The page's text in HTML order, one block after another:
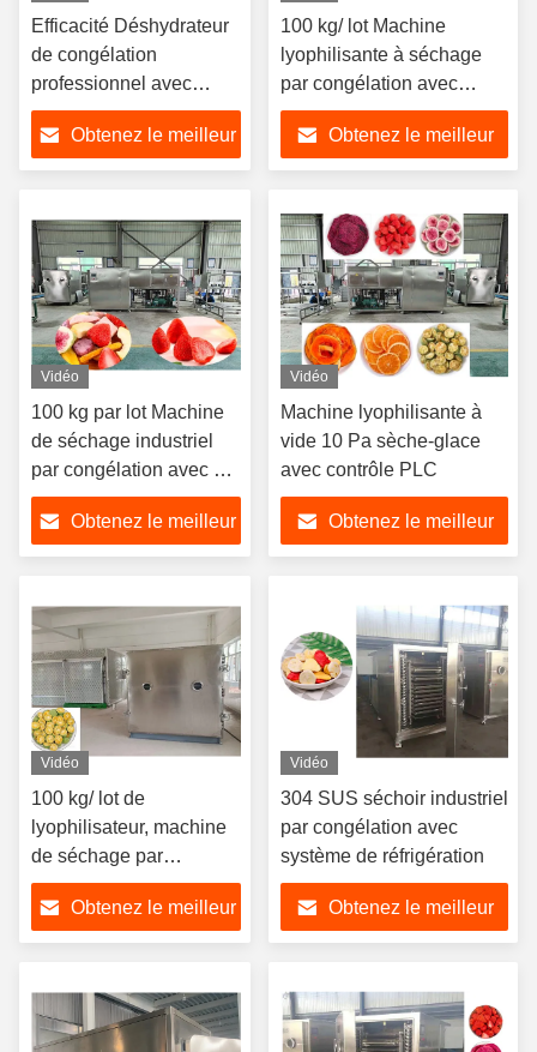
Efficacité Déshydrateur
de congélation
professionnel avec
piège à froid -40°C
Obtenez le meilleur
100 kg/ lot Machine
lyophilisante à séchage
par congélation avec
contrôle PLC
Obtenez le meilleur
Vidéo
100 kg par lot Machine
de séchage industriel
par congélation avec 60
dB
Obtenez le meilleur
Vidéo
Machine lyophilisante à
vide 10 Pa sèche-glace
avec contrôle PLC
Obtenez le meilleur
Vidéo
100 kg/ lot de
lyophilisateur, machine
de séchage par
congélation avec unité
de mortier
Obtenez le meilleur
Vidéo
304 SUS séchoir industriel
par congélation avec
système de réfrigération
Obtenez le meilleur